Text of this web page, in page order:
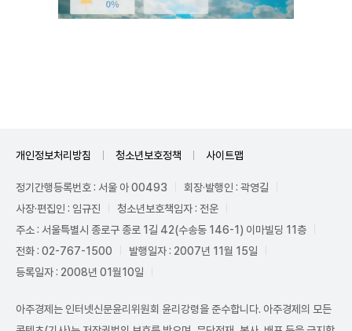
개인정보처리방침 청소년보호정책 사이트맵
정기간행등록번호 : 서울 아 00493
회장·발행인 : 곽영길
사장·편집인 : 임규진
청소년보호책임자 : 전운
주소 : 서울특별시 종로구 종로 1길 42(수송동 146-1) 이마빌딩 11층
전화 : 02-767-1500
발행일자 : 2007년 11월 15일
등록일자 : 2008년 01월10일
아주경제는 인터넷신문윤리위원회 윤리강령을 준수합니다. 아주경제의 모든